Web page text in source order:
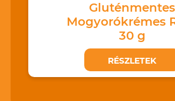
Gluténmentes
Mogyorókrémes
30 g
RÉSZLETEK